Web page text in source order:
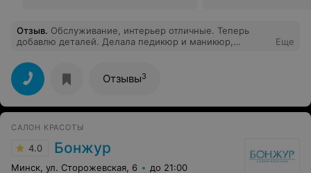
Отзыв. Обслуживание, интерьер отличные. Теперь
добавлю деталей. Делала педикюр и маникюр,
уход не понравился. Вместо маски- молочко для тела,
массаж и стоп, и рук- 2-3 минут. Кроме того,
атмосфера - open space, шумно, никакой приватности.
Не расслабишься. Концепция СПА не выдержана
вообще. Аппаратный маникюр и педикюр,
аккуратно и качественно. Чай, кофе, администратор-
Еще
Отзывы3
САЛОН КРАСОТЫ
4.0 Бонжур
Минск, ул. Сторожевская, 6 до 21:00